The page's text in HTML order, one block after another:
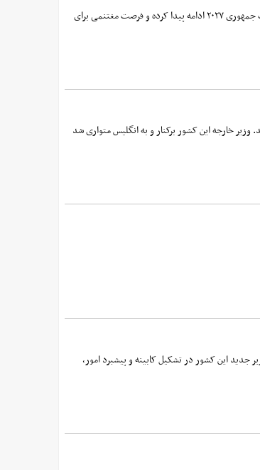
سقوط احتمالی نخست‌وزیر فرانسه که در جلسه پارلمان رقم خواهد خورد، باعث علنی شدن بحران سیاسی خواهد شد که تا فراتر از انتخابات ریاست جمهوری ۲۰۲۷ ادامه پیدا کرده و فرصت مغتنمی برای
خارجه این کشور برکنار و به انگلیس متواری شد
این کشور در تشکیل کابینه و پیشبرد امور،